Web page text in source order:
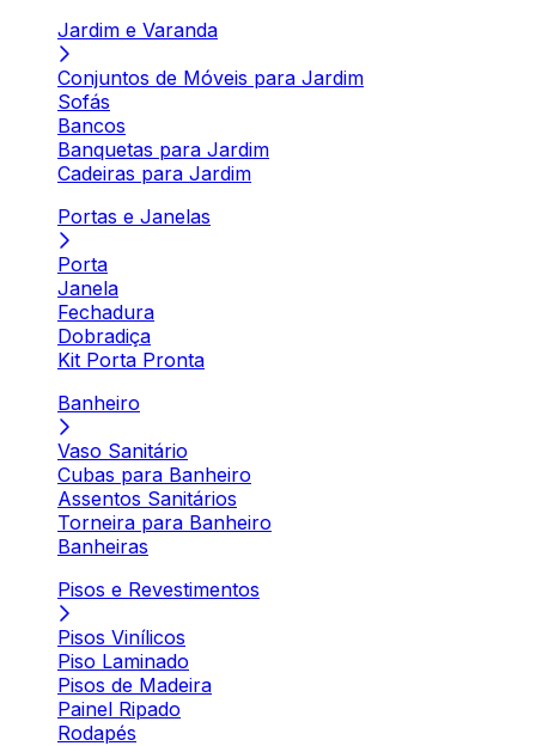
Jardim e Varanda
Conjuntos de Móveis para Jardim
Sofás
Bancos
Banquetas para Jardim
Cadeiras para Jardim
Portas e Janelas
Porta
Janela
Fechadura
Dobradiça
Kit Porta Pronta
Banheiro
Vaso Sanitário
Cubas para Banheiro
Assentos Sanitários
Torneira para Banheiro
Banheiras
Pisos e Revestimentos
Pisos Vinílicos
Piso Laminado
Pisos de Madeira
Painel Ripado
Rodapés